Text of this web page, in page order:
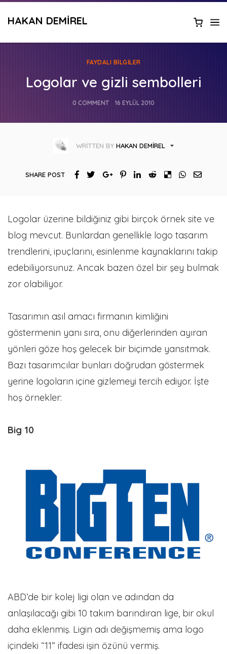
HAKAN DEMIREL
FAYDALI BILGILER
Logolar ve gizli sembolleri
0 COMMENT 16 EYLÜL 2010
WRITTEN BY HAKAN DEMIREL
SHARE POST
Logolar üzerine bildiğiniz gibi birçok örnek site ve
blog mevcut. Bunlardan genellikle logo tasarım
trendlerini, ipuçlarını, esinlenme kaynaklarını takip
edebiliyorsunuz. Ancak bazen özel bir şey bulmak
zor olabiliyor.
Tasarımın asıl amacı firmanın kimliğini
göstermenin yanı sıra, onu diğerlerinden ayıran
yönleri göze hoş gelecek bir biçimde yansıtmak.
Bazı tasarımcılar bunları doğrudan göstermek
yerine logoların içine gizlemeyi tercih ediyor. İşte
hoş örnekler:
Big 10
ABD’de bir kolej ligi olan ve adından da
anlaşılacağı gibi 10 takım barındıran lige, bir okul
daha eklenmiş. Ligin adı değişmemiş ama logo
içindeki “11” ifadesi işin özünü vermiş.